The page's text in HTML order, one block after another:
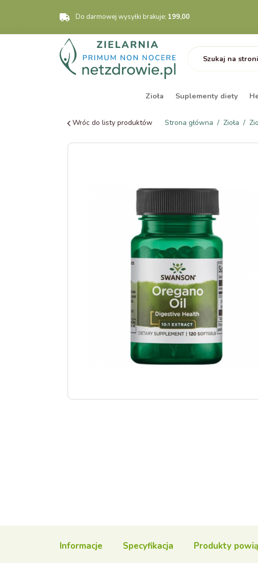
Do darmowej wysyłki brakuje: 199,00
Zioła Suplementy diety
Wróc do listy produktów Strona główna Zioła
Informacje Specyfikacja Produkty